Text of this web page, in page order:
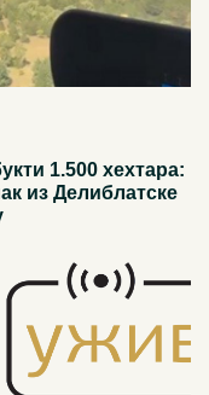
1.500 хехтара:
из Делиблатске